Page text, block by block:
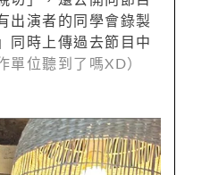
出演者的同學會錄製
同時上傳過去節目中
單位聽到了嗎XD）